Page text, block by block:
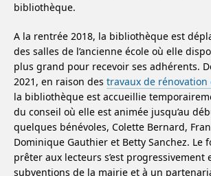
bibliothèque.
A la rentrée 2018, la bibliothèque est
des salles de l’ancienne école où elle
plus grand pour recevoir ses adhérents.
2021, en raison des travaux de
la bibliothèque est accueillie
du conseil où elle est animée jusqu’au
quelques bénévoles, Colette Bernard,
Dominique Gauthier et Betty Sanchez. Le
prêter aux lecteurs s’est progressivement
subventions de la mairie et à un